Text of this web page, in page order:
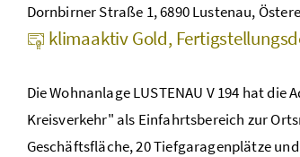
Dornbirner Straße 1, 6890 Lustenau,
klimaaktiv Gold,
Die Wohnanlage LUSTENAU V 194 hat
Kreisverkehr" als Einfahrtsbereich zur
Geschäftsfläche, 20 Tiefgaragenplätze